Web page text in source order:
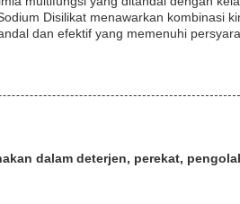
Disilikat menawarkan kombinasi
dan efektif yang memenuhi
dalam deterjen, perekat,